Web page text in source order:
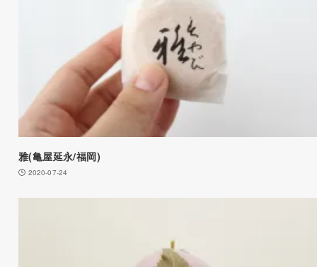
雅(亀屋延永/福岡)
2020-07-24